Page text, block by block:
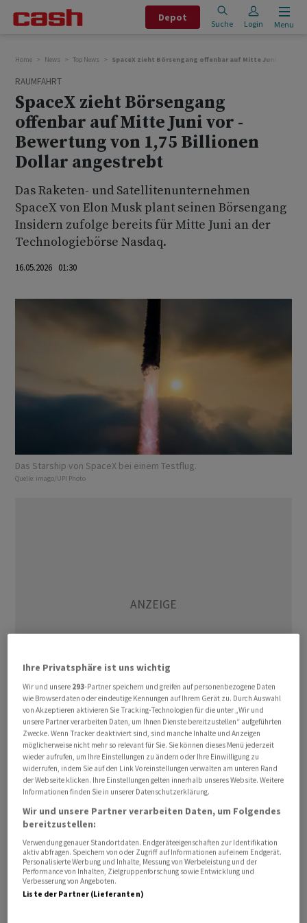
Depot
Suche Login Menu
Home News Top News SpaceX zieht Börsengang offenbar auf Mitte Juni vor -
RAUMFAHRT
SpaceX zieht Börsengang
offenbar auf Mitte Juni vor -
Bewertung von 1,75 Billionen
Dollar angestrebt
Das Raketen- und Satellitenunternehmen
SpaceX von Elon Musk plant seinen Börsengang
Insidern zufolge bereits für ‌Mitte ⁠Juni an der
Technologiebörse Nasdaq.
16.05.2026 01:30
Das Starship von SpaceX bei einem Testflug.
Quelle: imago/UPI Photo
Demnach könnte der Ausgabepreis bereits am ⁠11. Juni
festgelegt und der Börsenstart für den 12. Juni anvisiert
werden, sagten ‌drei mit dem Vorgang vertraute
Personen der ‌Nachrichtenagentur Reuters am Freitag. ​
Damit würde der Zeitplan für den mit Spannung
erwarteten SpaceX-Börsengang beschleunigt, der
Prüfung des Börsenprospekts durch die US-
Börsenaufsicht SEC habe unter anderem zu der
‌Beschleunigung geführt, hiess es weiter. Die Unterlagen
sollen nun bereits am kommenden Mittwoch
veröffentlicht werden, bevor am 4. Juni die Werbetour
Ihre Privatsphäre ist uns wichtig
Wir und unsere 293-Partner speichern und greifen auf personenbezogene Daten
wie Browserdaten oder eindeutige Kennungen auf Ihrem Gerät zu. Durch Auswahl
von Akzeptieren aktivieren Sie Tracking-Technologien für die unter „Wir und
unsere Partner verarbeiten Daten, um Ihnen Dienste bereitzustellen“ aufgeführten
Zwecke. Wenn Tracker deaktiviert sind, sind manche Inhalte und Anzeigen
möglicherweise nicht mehr so relevant für Sie. Sie können dieses Menü jederzeit
wieder aufrufen, um Ihre Einstellungen zu ändern oder Ihre Einwilligung zu
widerrufen, indem Sie auf den Link Voreinstellungen verwalten am unteren Rand
der Webseite klicken. Ihre Einstellungen gelten innerhalb unseres Website. Weitere
Informationen finden Sie in unserer Datenschutzerklärung.
Wir und unsere Partner verarbeiten Daten, um Folgendes
bereitzustellen:
Verwendung genauer Standortdaten. Endgeräteeigenschaften zur Identifikation
aktiv abfragen. Speichern von oder Zugriff auf Informationen auf einem Endgerät.
Personalisierte Werbung und Inhalte, Messung von Werbeleistung und der
Performance von Inhalten, Zielgruppenforschung sowie Entwicklung und
Verbesserung von Angeboten.
Liste der Partner (Lieferanten)